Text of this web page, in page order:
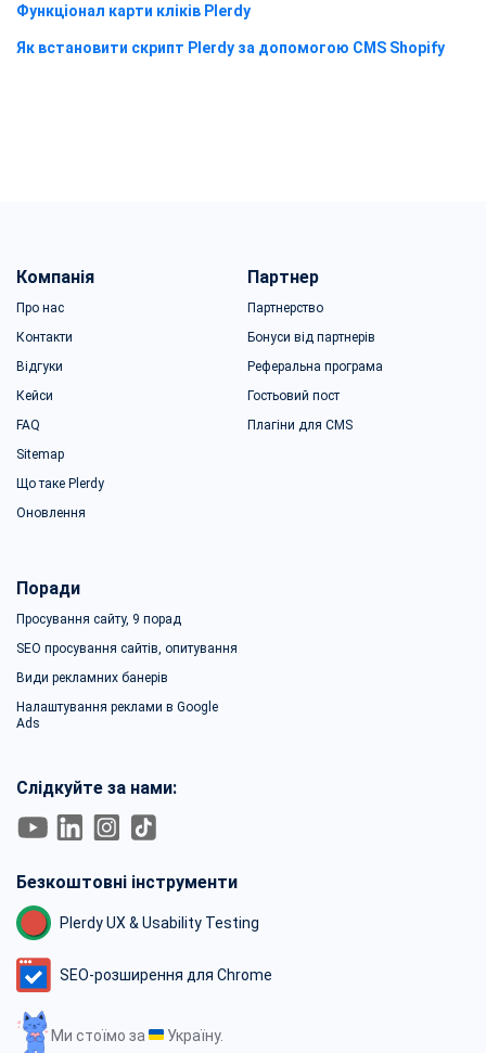
Функціонал карти кліків Plerdy
Як встановити скрипт Plerdy за допомогою CMS Shopify
Компанія
Про нас
Контакти
Відгуки
Кейси
FAQ
Sitemap
Що таке Plerdy
Оновлення
Партнер
Партнерство
Бонуси від партнерів
Реферальна програма
Гостьовий пост
Плагіни для CMS
Поради
Просування сайту, 9 порад
SEO просування сайтів, опитування
Види рекламних банерів
Налаштування реклами в Google
Ads
Слідкуйте за нами:
Безкоштовні інструменти
Plerdy UX & Usability Testing
SEO-розширення для Chrome
Ми стоїмо за Україну.